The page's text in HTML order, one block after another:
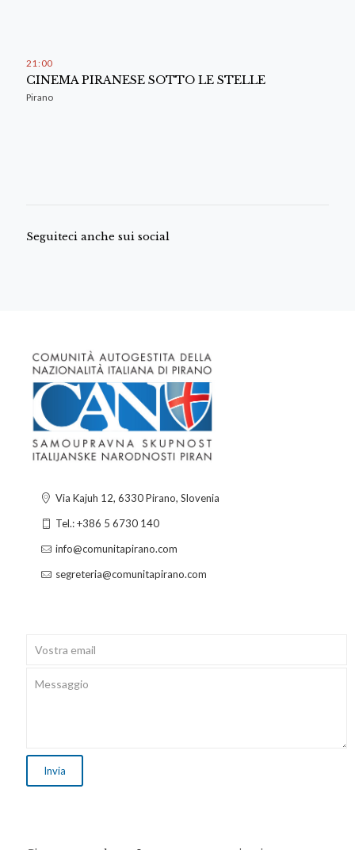
21 00
CINEMA PIRANESE SOTTO LE STELLE
Pirano
Seguiteci anche sui social
Via Kajuh 12, 6330 Pirano, Slovenia
Tel.: +386 5 6730 140
info@comunitapirano.com
segreteria@comunitapirano.com